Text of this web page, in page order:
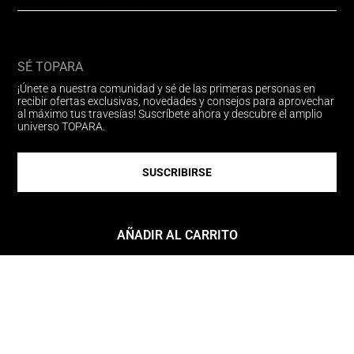
AÑADIR AL CARRITO
SÉ TOPARA
¡Únete a nuestra comunidad y sé de las primeras personas en
recibir ofertas exclusivas, novedades y consejos para aprovechar
al máximo tus travesías! Suscríbete ahora y descubre el amplio
universo TOPARA.
SUSCRIBIRSE
Síguenos